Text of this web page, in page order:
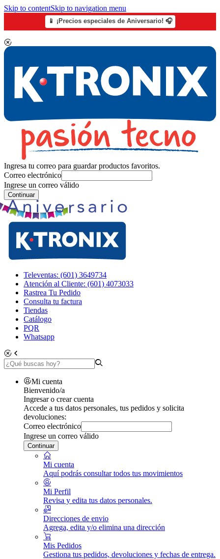
Skip to contentSkip to navigation menu
📱 ¡Precios especiales de Aniversario! 🎧
Ingresa tu correo para guardar productos favoritos.
Correo electrónico
Ingrese un correo válido
Continuar
Televentas: (601) 3649734
Atención al Cliente: (601) 4073033
Rastrea Tu Pedido
Consulta tu factura
Tiendas
Catálogo
PQR
Whatsapp
Mi cuenta
Bienvenido/a
Ingresar o crear cuenta
Accede a tus datos personales, tus pedidos y solicita
devoluciones:
Correo electrónico
Ingrese un correo válido
Continuar
Mi cuenta
Aquí podrás consultar todos tus movimientos
Mi Perfil
Revisa y edita tus datos personales.
Direcciones de envio
Agrega, edita y/o elimina una dirección
Mis Pedidos
Gestiona tus pedidos, devoluciones y fechas de entrega.